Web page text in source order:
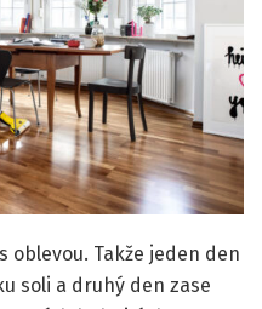
oblevou. Takže jeden den
soli a druhý den zase